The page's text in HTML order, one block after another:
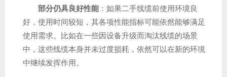
部分仍具良好性能 ：如果二手线缆前使用环境良
好，使用时间较短，其各项性能指标可能依然能够满足
使用需求。比如在一些因设备升级而淘汰线缆的场景
中，这些线缆本身并未过度损耗，依然可以在新的环境
中继续发挥作用。